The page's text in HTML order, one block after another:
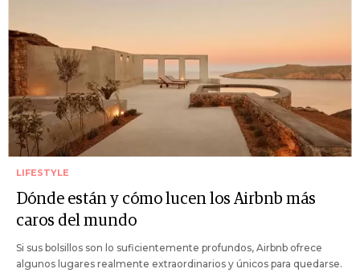
LIFESTYLE
Dónde están y cómo lucen los Airbnb más
caros del mundo
Si sus bolsillos son lo suficientemente profundos, Airbnb ofrece
algunos lugares realmente extraordinarios y únicos para quedarse.